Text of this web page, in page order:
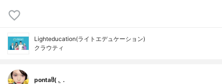
Lighteducation(ライトエデュケーション)
クラウティ
pontaჱ̒( . ̫ .